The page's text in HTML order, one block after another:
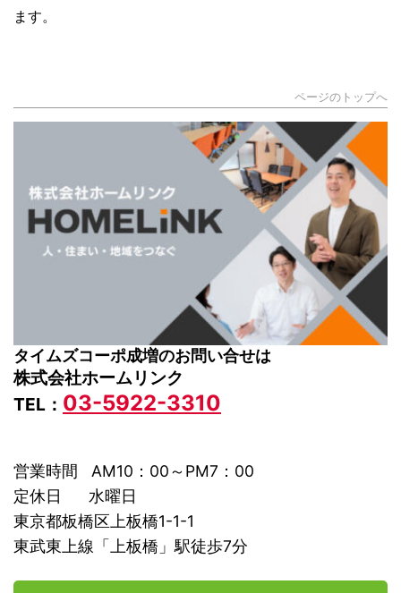
ます。
ページのトップへ
タイムズコーポ成増のお問い合せは
株式会社ホームリンク
TEL： 03-5922-3310
営業時間 AM10：00～PM7：00
定休日 水曜日
東京都板橋区上板橋1-1-1
東武東上線「上板橋」駅徒歩7分